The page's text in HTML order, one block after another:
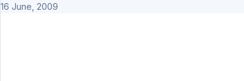
16 June, 2009